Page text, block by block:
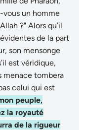
vous un homme
?" Alors qu’il
de la part
son mensonge
est véridique,
menace tombera
celui qui est
peuple,
la royauté
de la rigueur